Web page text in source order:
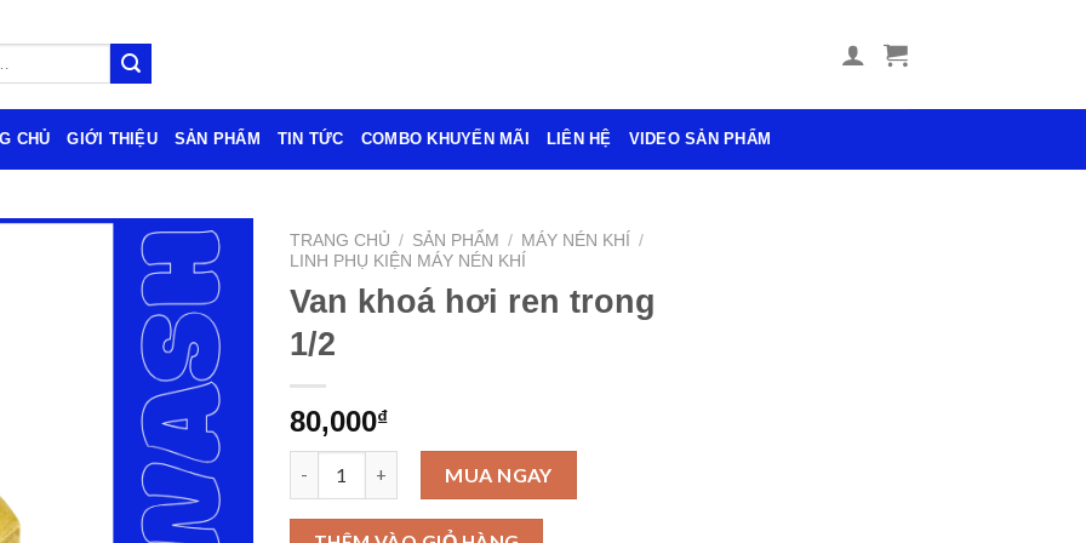
CHỦ GIỚI THIỆU SẢN PHẨM TIN TỨC COMBO KHUYẾN MÃI LIÊN HỆ VIDEO SẢN PHẨM
TRANG CHỦ / SẢN PHẨM / MÁY NÉN KHÍ
/
LINH PHỤ KIỆN MÁY NÉN KHÍ
Van khoá hơi ren trong
1/2
80,000₫
MUA NGAY